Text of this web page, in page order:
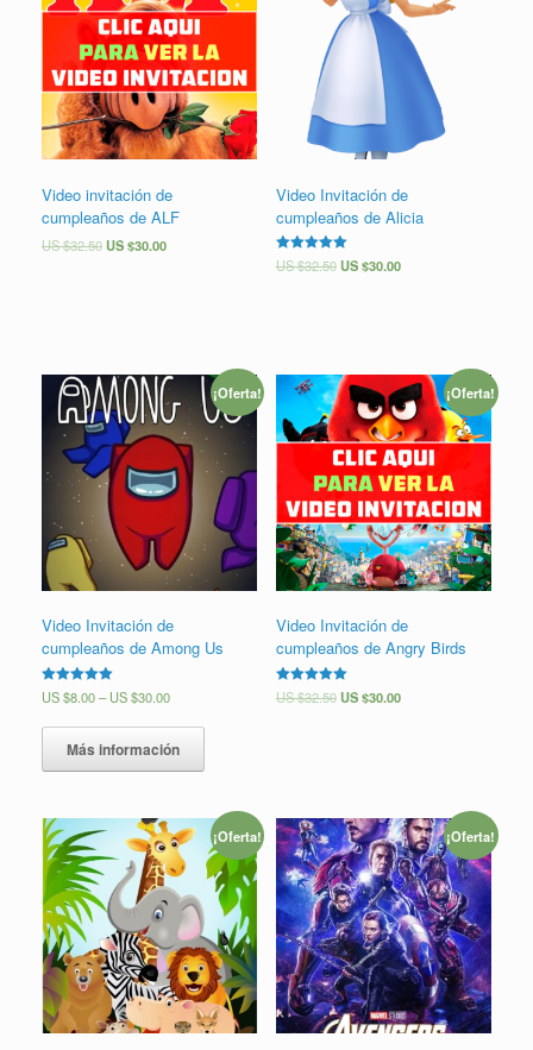
Video invitación de
cumpleaños de ALF
US $32.50US $30.00
Video Invitación de
cumpleaños de Alicia
Valorado en
5.00
US $32.50 US $30.00
¡Oferta!
Video Invitación de
cumpleaños de Among Us
Valorado en
5.00
US $8.00– US $30.00
Más información
¡Oferta!
Video Invitación de
cumpleaños de Angry Birds
Valorado en
5.00
US $32.50 US $30.00
¡Oferta! ¡Oferta!